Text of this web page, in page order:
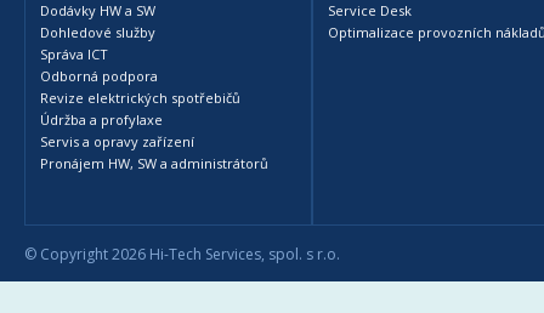
Dodávky HW a SW
Dohledové služby
Správa ICT
Odborná podpora
Revize elektrických spotřebičů
Údržba a profylaxe
Servis a opravy zařízení
Pronájem HW, SW a administrátorů
Service Desk
Optimalizace provozních
© Copyright 2026 Hi-Tech Services, spol. s r.o.